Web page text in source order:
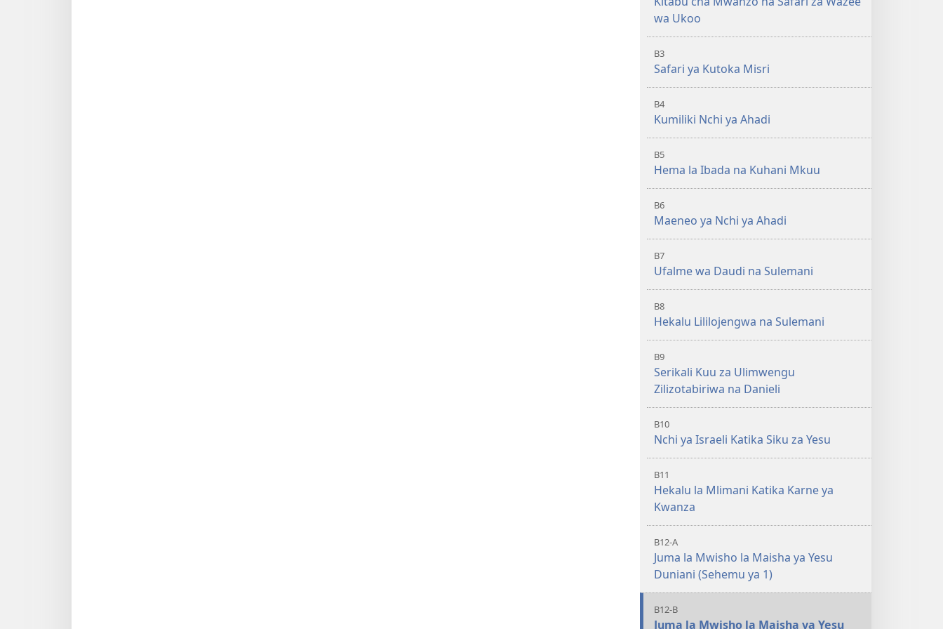
wa Ukoo
B3
Safari ya Kutoka Misri
B4
Kumiliki Nchi ya Ahadi
B5
Hema la Ibada na Kuhani Mkuu
B6
Maeneo ya Nchi ya Ahadi
B7
Ufalme wa Daudi na Sulemani
B8
Hekalu Lililojengwa na Sulemani
B9
Serikali Kuu za Ulimwengu
Zilizotabiriwa na Danieli
B10
Nchi ya Israeli Katika Siku za Yesu
B11
Hekalu la Mlimani Katika Karne ya
Kwanza
B12-A
Juma la Mwisho la Maisha ya Yesu
Duniani (Sehemu ya 1)
B12-B
Juma la Mwisho la Maisha ya Yesu